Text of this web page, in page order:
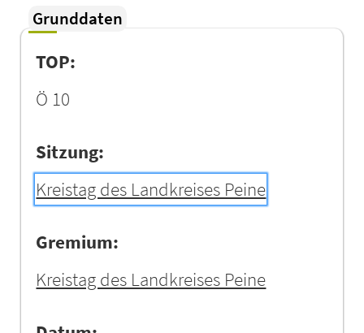
Grunddaten
TOP:
Ö 10
Sitzung:
Kreistag des Landkreises Peine
Gremium:
Kreistag des Landkreises Peine